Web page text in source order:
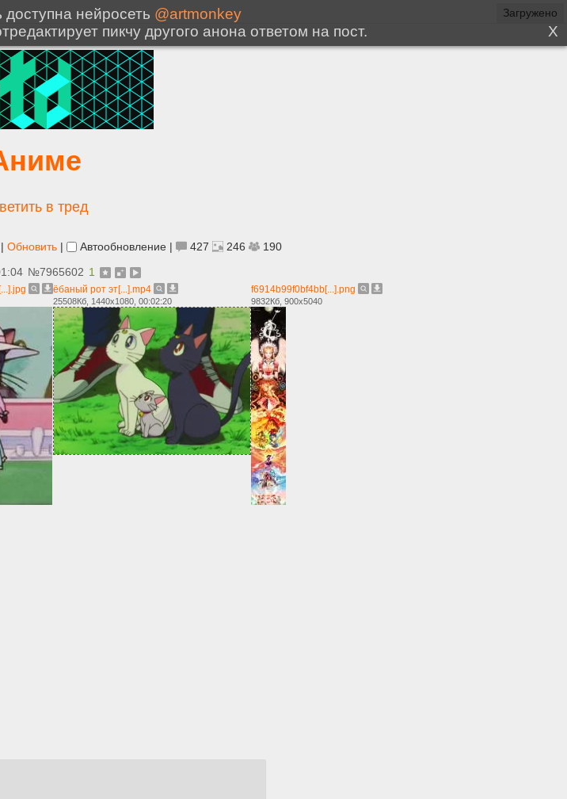
в тред
| Обновить | Автообновление | 427 246 190
№7965602 1
ёбаный рот эт[...].mp4
25508Кб, 1440x1080, 00:02:20
f6914b99f0bf4bb[...].png
9832Кб, 900x5040